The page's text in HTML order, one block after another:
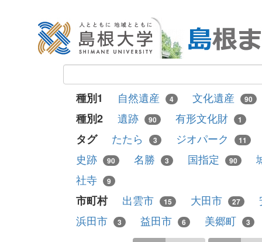
種別1 自然遺産 4 文化遺産 90
種別2 遺跡 90 有形文化財 1
タグ たたら 3 ジオパーク 11
史跡 90 名勝 3 国指定 90
社寺
9
市町村 出雲市 15 大田市 27
浜田市
3 益田市 6 美郷町 3